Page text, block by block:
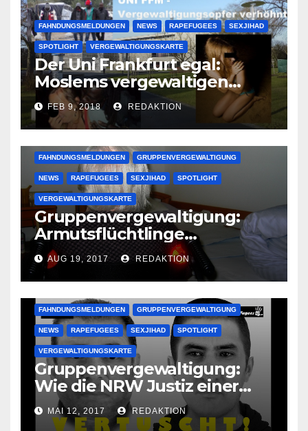
FAHNDUNGSMELDUNGEN NEWS RAPEFUGEES SEXJIHAD
SPOTLIGHT VERGEWALTIGUNGSKARTE
Der Uni Frankfurt egal:
Moslems vergewaltigen
deutsche Studentinnen auf
Uni-Campus
FEB 9, 2018 REDAKTION
FAHNDUNGSMELDUNGEN GRUPPENVERGEWALTIGUNG
NEWS RAPEFUGEES SEXJIHAD SPOTLIGHT
VERGEWALTIGUNGSKARTE
Gruppenvergewaltigung:
Armutsflüchtlinge
vergewaltigen bettlägerige
Oma im Schlaf
krankenhausreif
AUG 19, 2017 REDAKTION
FAHNDUNGSMELDUNGEN GRUPPENVERGEWALTIGUNG
NEWS RAPEFUGEES SEXJIHAD SPOTLIGHT
VERGEWALTIGUNGSKARTE
Gruppenvergewaltigung:
Wie die NRW Justiz einer
Lokalzeitung verbietet diese
Bilder zu veröffentlichen
MAI 12, 2017 REDAKTION